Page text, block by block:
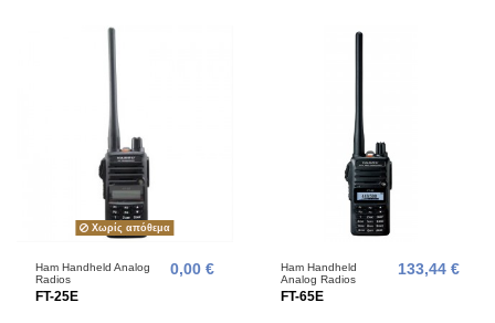
Χωρίς απόθεμα
Ham Handheld Analog
Radios
FT-25E
0,00 €
Ham Handheld
Analog Radios
FT-65E
133,44 €